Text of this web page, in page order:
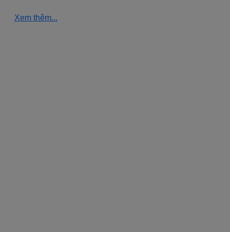
Xem thêm...